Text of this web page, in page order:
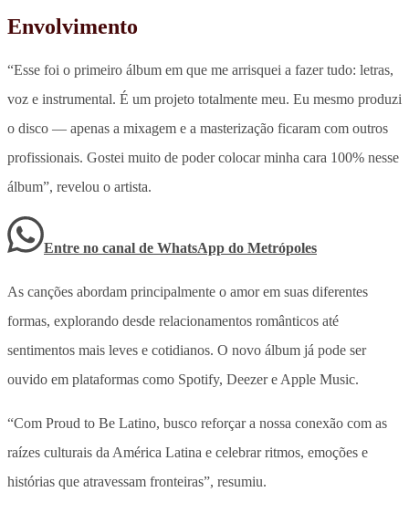
Envolvimento
“Esse foi o primeiro álbum em que me arrisquei a fazer tudo: letras,
voz e instrumental. É um projeto totalmente meu. Eu mesmo produzi
o disco — apenas a mixagem e a masterização ficaram com outros
profissionais. Gostei muito de poder colocar minha cara 100% nesse
álbum”, revelou o artista.
Entre no canal de WhatsApp do Metrópoles
As canções abordam principalmente o amor em suas diferentes
formas, explorando desde relacionamentos românticos até
sentimentos mais leves e cotidianos. O novo álbum já pode ser
ouvido em plataformas como Spotify, Deezer e Apple Music.
“Com Proud to Be Latino, busco reforçar a nossa conexão com as
raízes culturais da América Latina e celebrar ritmos, emoções e
histórias que atravessam fronteiras”, resumiu.